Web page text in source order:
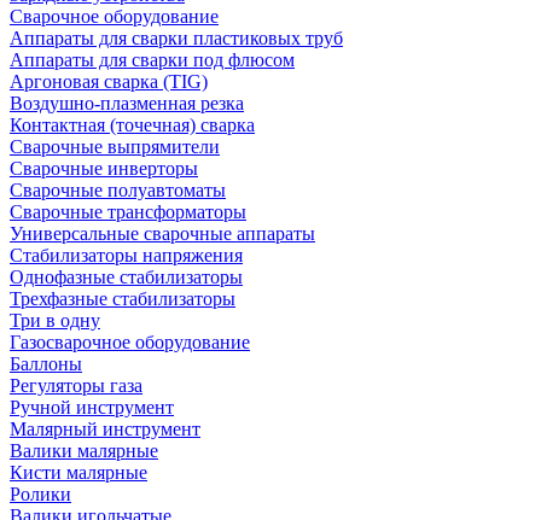
Сварочное оборудование
Аппараты для сварки пластиковых труб
Аппараты для сварки под флюсом
Аргоновая сварка (TIG)
Воздушно-плазменная резка
Контактная (точечная) сварка
Сварочные выпрямители
Сварочные инверторы
Сварочные полуавтоматы
Сварочные трансформаторы
Универсальные сварочные аппараты
Стабилизаторы напряжения
Однофазные стабилизаторы
Трехфазные стабилизаторы
Три в одну
Газосварочное оборудование
Баллоны
Регуляторы газа
Ручной инструмент
Малярный инструмент
Валики малярные
Кисти малярные
Ролики
Валики игольчатые